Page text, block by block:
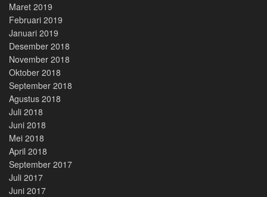
Maret 2019
Februari 2019
Januari 2019
Desember 2018
November 2018
Oktober 2018
September 2018
Agustus 2018
Juli 2018
Juni 2018
Mei 2018
April 2018
September 2017
Juli 2017
Juni 2017